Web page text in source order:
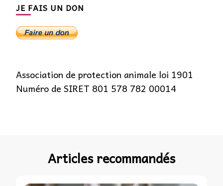
JE FAIS UN DON
Association de protection animale loi 1901
Numéro de SIRET 801 578 782 00014
Articles recommandés